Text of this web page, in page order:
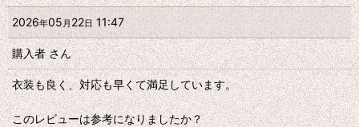
2026年05 月22日11:47
購入者さん
衣装も良く、対応も早くて満足しています。
このレビューは参考になりましたか？